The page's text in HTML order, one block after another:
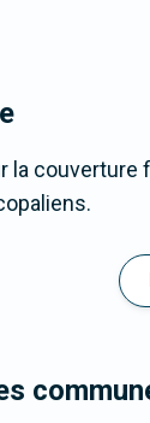
couverture